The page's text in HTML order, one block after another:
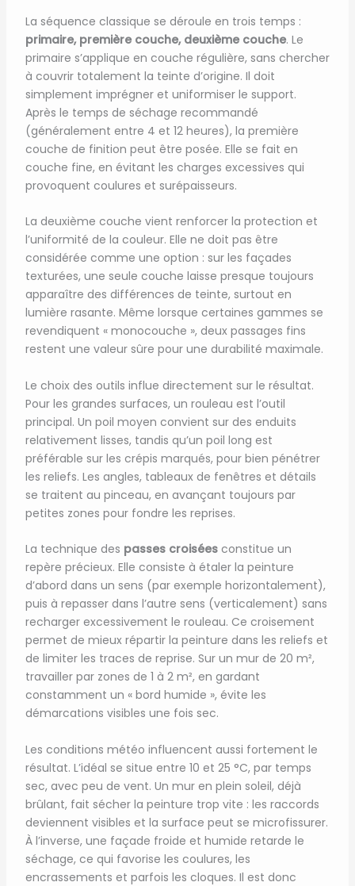
La séquence classique se déroule en trois temps :
primaire, première couche, deuxième couche. Le
primaire s’applique en couche régulière, sans chercher
à couvrir totalement la teinte d’origine. Il doit
simplement imprégner et uniformiser le support.
Après le temps de séchage recommandé
(généralement entre 4 et 12 heures), la première
couche de finition peut être posée. Elle se fait en
couche fine, en évitant les charges excessives qui
provoquent coulures et surépaisseurs.
La deuxième couche vient renforcer la protection et
l’uniformité de la couleur. Elle ne doit pas être
considérée comme une option : sur les façades
texturées, une seule couche laisse presque toujours
apparaître des différences de teinte, surtout en
lumière rasante. Même lorsque certaines gammes se
revendiquent « monocouche », deux passages fins
restent une valeur sûre pour une durabilité maximale.
Le choix des outils influe directement sur le résultat.
Pour les grandes surfaces, un rouleau est l’outil
principal. Un poil moyen convient sur des enduits
relativement lisses, tandis qu’un poil long est
préférable sur les crépis marqués, pour bien pénétrer
les reliefs. Les angles, tableaux de fenêtres et détails
se traitent au pinceau, en avançant toujours par
petites zones pour fondre les reprises.
La technique des passes croiséesconstitue un
repère précieux. Elle consiste à étaler la peinture
d’abord dans un sens (par exemple horizontalement),
puis à repasser dans l’autre sens (verticalement) sans
recharger excessivement le rouleau. Ce croisement
permet de mieux répartir la peinture dans les reliefs et
de limiter les traces de reprise. Sur un mur de 20 m²,
travailler par zones de 1 à 2 m², en gardant
constamment un « bord humide », évite les
démarcations visibles une fois sec.
Les conditions météo influencent aussi fortement le
résultat. L’idéal se situe entre 10 et 25 °C, par temps
sec, avec peu de vent. Un mur en plein soleil, déjà
brûlant, fait sécher la peinture trop vite : les raccords
deviennent visibles et la surface peut se microfissurer.
À l’inverse, une façade froide et humide retarde le
séchage, ce qui favorise les coulures, les
encrassements et parfois les cloques. Il est donc